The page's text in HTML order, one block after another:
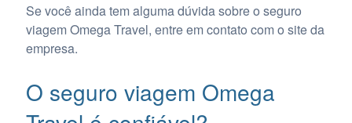
Se você ainda tem alguma dúvida sobre o seguro
viagem Omega Travel, entre em contato com o site da
empresa.
O seguro viagem Omega